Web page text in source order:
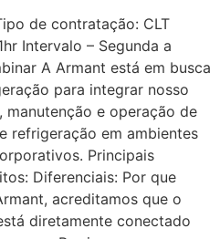
de contratação: CLT
Intervalo – Segunda a
A Armant está em busca
para integrar nosso
e operação de
refrigeração em ambientes
Principais
Diferenciais: Por que
acreditamos que o
diretamente conectado